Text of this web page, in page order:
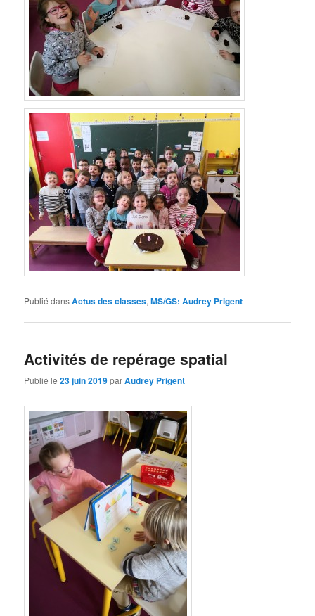
Publié dansActus des classes,MS/GS: Audrey Prigent
Activités de repérage spatial
Publié le23 juin 2019parAudrey Prigent